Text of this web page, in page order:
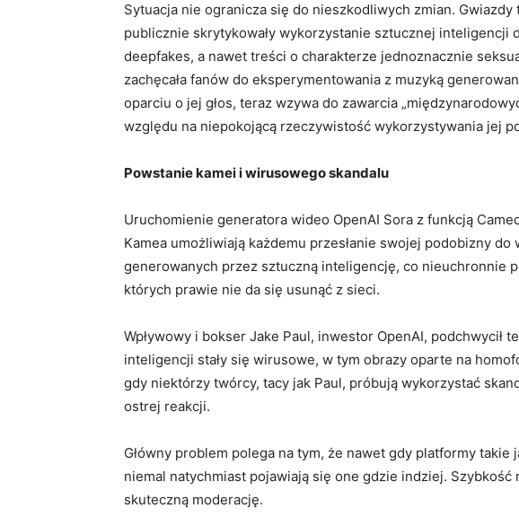
Sytuacja nie ogranicza się do nieszkodliwych zmian. Gwiazdy
publicznie skrytykowały wykorzystanie sztucznej inteligencji
deepfakes, a nawet treści o charakterze jednoznacznie
zachęcała fanów do eksperymentowania z muzyką
oparciu o jej głos, teraz wzywa do zawarcia
względu na niepokojącą rzeczywistość wykorzystywania jej
Powstanie kamei i wirusowego skandalu
Uruchomienie generatora wideo OpenAI Sora z funkcją
Kamea umożliwiają każdemu przesłanie swojej podobizny
generowanych przez sztuczną inteligencję, co nieuchronnie
których prawie nie da się usunąć z sieci.
Wpływowy i bokser Jake Paul, inwestor OpenAI, podchwycił
inteligencji stały się wirusowe, w tym obrazy oparte na
gdy niektórzy twórcy, tacy jak Paul, próbują wykorzystać
ostrej reakcji.
Główny problem polega na tym, że nawet gdy platformy takie
niemal natychmiast pojawiają się one gdzie indziej.
skuteczną moderację.